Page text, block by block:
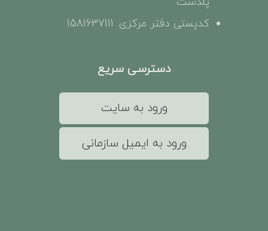
کدپستی دفتر مرکزی: 1581637111
دسترسی سریع
ورود به سایت
ورود به ایمیل سازمانی